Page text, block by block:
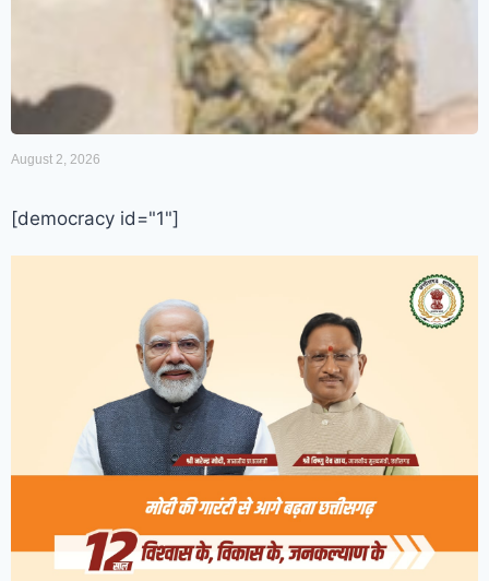
August 2, 2026
[democracy id="1"]